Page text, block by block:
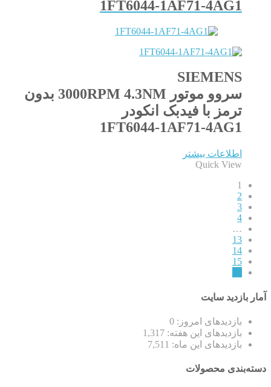
1FT6044-1AF71-4AG1
SIEMENS
سروو موتور 3000RPM 4.3NM بدون
ترمز با فیدبک انکودر
1FT6044-1AF71-4AG1
اطلاعات بیشتر
Quick View
1
2
3
4
…
13
14
15
آمار بازدید سایت
بازدیدهای امروز: 0
بازدیدهای این هفته: 1,317
بازدیدهای این ماه: 7,511
دسته‌بندی محصولات